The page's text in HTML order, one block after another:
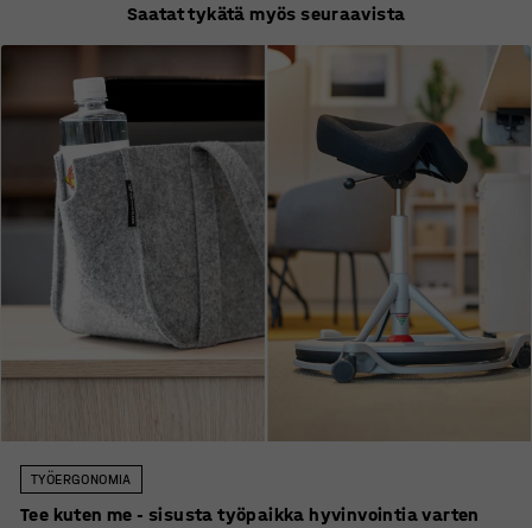
Saatat tykätä myös seuraavista
TYÖERGONOMIA
Tee kuten me - sisusta työpaikka hyvinvointia varten